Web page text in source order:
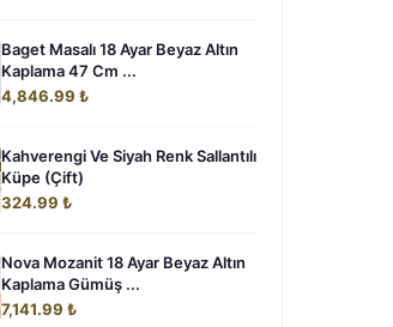
Baget Masalı 18 Ayar Beyaz Altın
Kaplama 47 Cm ...
4,846.99 ₺
Kahverengi Ve Siyah Renk Sallantılı
Küpe (Çift)
324.99 ₺
Nova Mozanit 18 Ayar Beyaz Altın
Kaplama Gümüş ...
7,141.99 ₺